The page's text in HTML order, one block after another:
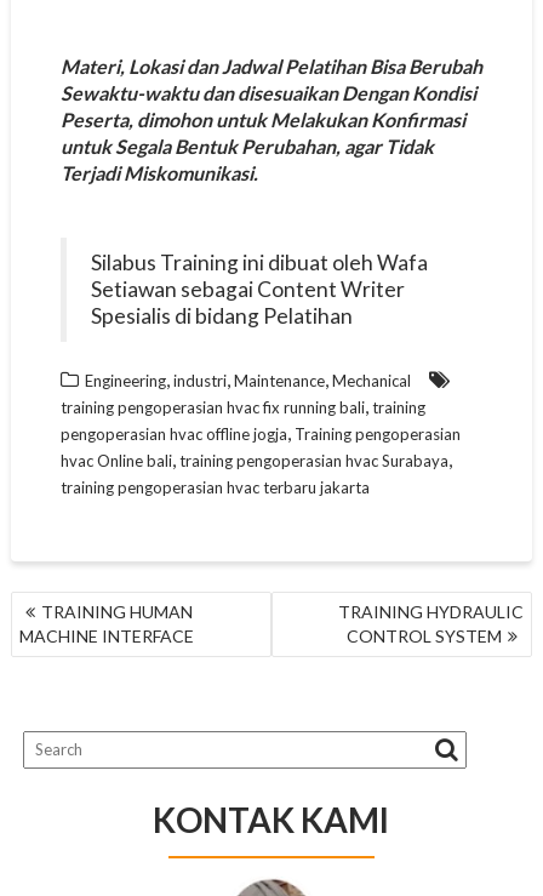
Materi, Lokasi dan Jadwal Pelatihan Bisa Berubah
Sewaktu-waktu dan disesuaikan Dengan Kondisi
Peserta, dimohon untuk Melakukan Konfirmasi
untuk Segala Bentuk Perubahan, agar Tidak
Terjadi Miskomunikasi.
Silabus Training ini dibuat oleh Wafa
Setiawan sebagai Content Writer
Spesialis di bidang Pelatihan
Engineering, industri, Maintenance, Mechanical
training pengoperasian hvac fix running bali, training
pengoperasian hvac offline jogja Training pengoperasian
hvac Online bali, training pengoperasian hvac Surabaya
training pengoperasian hvac terbaru jakarta
NAVIGASI
POS
TRAINING HUMAN
MACHINE INTERFACE
TRAINING HYDRAULIC
CONTROL SYSTEM
KONTAK KAMI